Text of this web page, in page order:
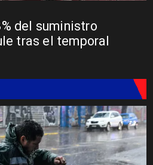
del suministro
tras el temporal